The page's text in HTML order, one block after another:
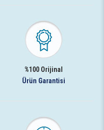
%100 Orijinal
Ürün Garantisi